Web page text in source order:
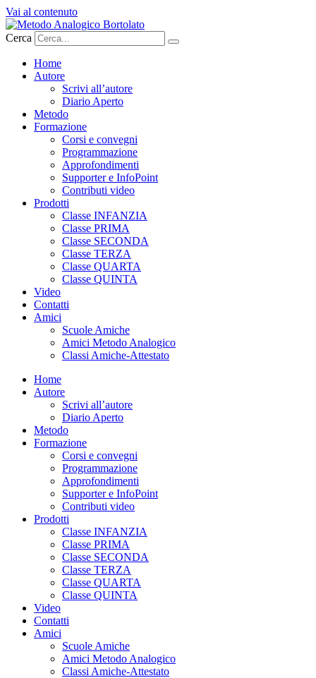
Vai al contenuto
Cerca
Home
Autore
Scrivi all’autore
Diario Aperto
Metodo
Formazione
Corsi e convegni
Programmazione
Approfondimenti
Supporter e InfoPoint
Contributi video
Prodotti
Classe INFANZIA
Classe PRIMA
Classe SECONDA
Classe TERZA
Classe QUARTA
Classe QUINTA
Video
Contatti
Amici
Scuole Amiche
Amici Metodo Analogico
Classi Amiche-Attestato
Home
Autore
Scrivi all’autore
Diario Aperto
Metodo
Formazione
Corsi e convegni
Programmazione
Approfondimenti
Supporter e InfoPoint
Contributi video
Prodotti
Classe INFANZIA
Classe PRIMA
Classe SECONDA
Classe TERZA
Classe QUARTA
Classe QUINTA
Video
Contatti
Amici
Scuole Amiche
Amici Metodo Analogico
Classi Amiche-Attestato